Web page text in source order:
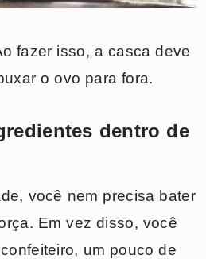
fazer isso, a casca deve
o ovo para fora.
dentro de
você nem precisa bater
Em vez disso, você
um pouco de